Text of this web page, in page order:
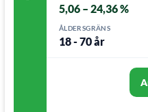
5,06 – 24,36 %
ÅLDERSGRÄNS
18 - 70 år